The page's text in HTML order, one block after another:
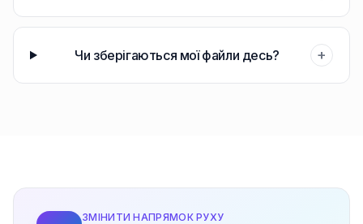
Чи зберігаються мої файли десь? +
ЗМІНИТИ НАПРЯМОК РУХУ